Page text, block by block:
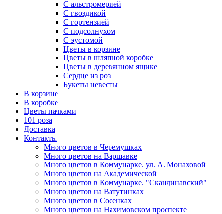
С альстромерией
С гвоздикой
С гортензией
С подсолнухом
С эустомой
Цветы в корзине
Цветы в шляпной коробке
Цветы в деревянном ящике
Сердце из роз
Букеты невесты
В корзине
В коробке
Цветы пачками
101 роза
Доставка
Контакты
Много цветов в Черемушках
Много цветов на Варшавке
Много цветов в Коммунарке. ул. А. Монаховой
Много цветов на Академической
Много цветов в Коммунарке. "Скандинавский"
Много цветов на Ватутинках
Много цветов в Сосенках
Много цветов на Нахимовском проспекте